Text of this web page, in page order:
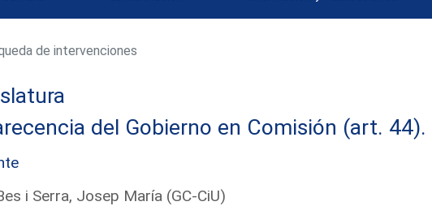
de intervenciones
del Gobierno en Comisión (art. 44).
i Serra, Josep María (GC-CiU)